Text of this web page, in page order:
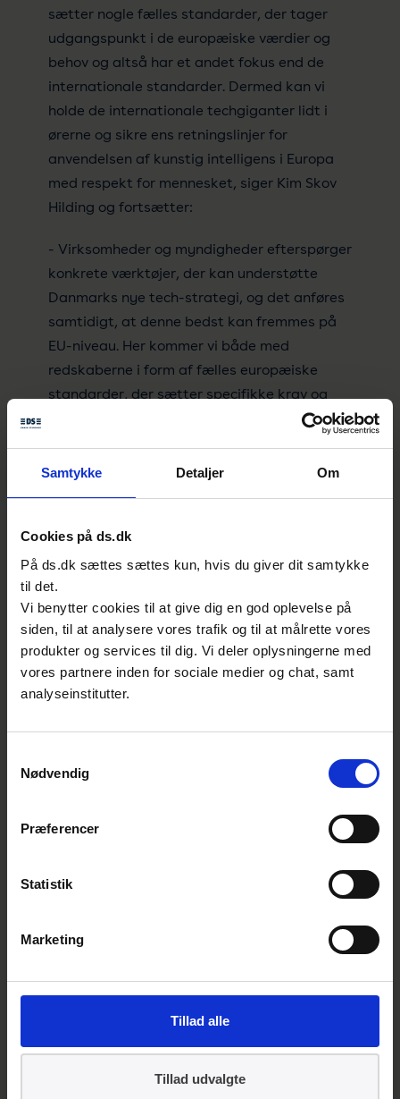
Samtykke Detaljer Om
Cookies på ds.dk
På ds.dk sættes sættes kun, hvis du giver dit samtykke
til det.
Vi benytter cookies til at give dig en god oplevelse på
siden, til at analysere vores trafik og til at målrette vores
produkter og services til dig. Vi deler oplysningerne med
vores partnere inden for sociale medier og chat, samt
analyseinstitutter.
Nødvendig
Præferencer
Statistik
Marketing
Tillad alle
Tillad udvalgte
sætter nogle fælles standarder, der tager
udgangspunkt i de europæiske værdier og
behov og altså har et andet fokus end de
internationale standarder. Dermed kan vi
holde de internationale techgiganter lidt i
ørerne og sikre ens retningslinjer for
anvendelsen af kunstig intelligens i Europa
med respekt for mennesket, siger Kim Skov
Hilding og fortsætter:
- Virksomheder og myndigheder efterspørger
konkrete værktøjer, der kan understøtte
Danmarks nye tech-strategi, og det anføres
samtidigt, at denne bedst kan fremmes på
EU-niveau. Her kommer vi både med
redskaberne i form af fælles europæiske
standarder, der sætter specifikke krav og
retningslinjer og med et forum, hvor vi samler
interesse-, virksomheds- og landegrænser.
Dansk Standard har arbejdet for, at der skal
sættes fælles europæiske standarder for
kunstig intelligens igennem flere år og har
bl.a. stået i spidsen for at få udarbejdet en
fælles europæisk vision og konsensus om,
hvilke skridt der skal tages:
- Vi har arbejdet på det her i to år og nu
høster vi frugten af vores indsats. Vi har
fælles vision for arbejdet med fokus på etik,
bakker om, siger Kim Skov Hilding.
anvendelse af kunstig intelligens et ønske
klima, bæredygtighed og tilgængelighed.
forhold til at påvirke standardisering i en